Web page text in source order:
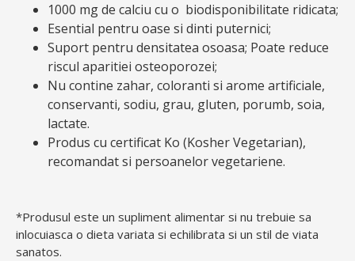
1000 mg de calciu cu o biodisponibilitate ridicata;
Esential pentru oase si dinti puternici;
Suport pentru densitatea osoasa; Poate reduce
riscul aparitiei osteoporozei;
Nu contine zahar, coloranti si arome artificiale,
conservanti, sodiu, grau, gluten, porumb, soia,
lactate.
Produs cu certificat Ko (Kosher Vegetarian),
recomandat si persoanelor vegetariene.
*Produsul este un supliment alimentar si nu trebuie sa
inlocuiasca o dieta variata si echilibrata si un stil de viata
sanatos.